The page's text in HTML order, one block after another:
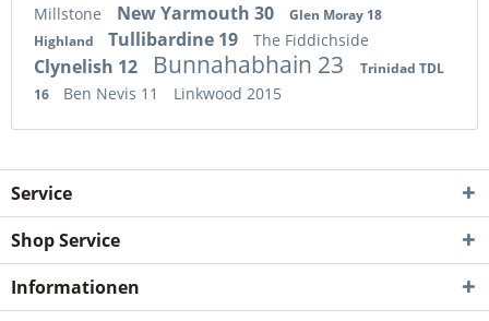
Millstone
New Yarmouth 30
Glen Moray 18
Highland
Tullibardine 19 The Fiddichside
Clynelish 12 Bunnahabhain 23
Trinidad TDL
16
Ben Nevis 11 Linkwood 2015
Service
Shop Service
Informationen